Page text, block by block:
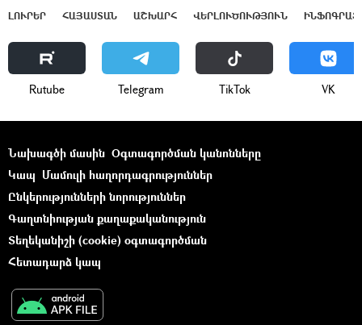
ԼՈՒՐԵՐ ՀԱՅԱՍՏԱՆ ԱՇԽԱՐՀ ՎԵՐԼՈՒԾՈՒԹՅՈՒՆ
Rutube Telegram ТikТоk VK
Նախագծի մասին Օգտագործման կանոնները
Կապ Մամուլի հաղորդագրություններ
Ընկերությունների նորություններ
Գաղտնիության քաղաքականություն
Տեղեկանիշի (cookie) օգտագործման
Հետադարձ կապ